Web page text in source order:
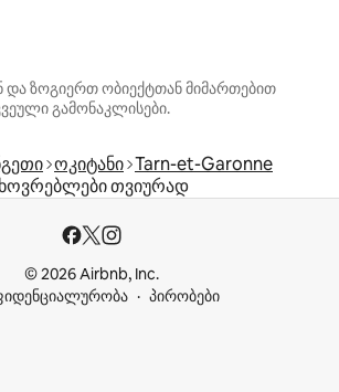
და ზოგიერთ ობიექტთან მიმართებით
გამონაკლისები.
ოკიტანი Tarn-et-Garonne
თვიურად
© 2026 Airbnb, Inc.
პირობები